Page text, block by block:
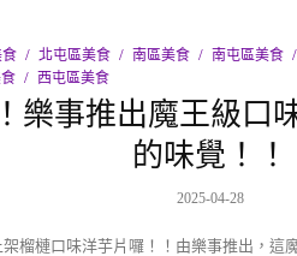
北屯區美食 南區美食 南屯區美食
西屯區美食
樂事推出魔王級口
的味覺！！
2025-04-28
榴槤口味洋芋片囉！！由樂事推出，這